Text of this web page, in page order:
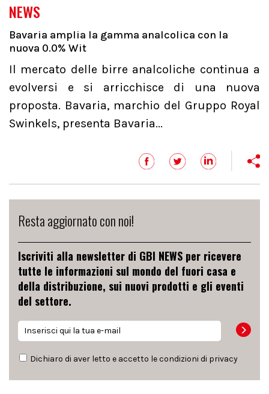
NEWS
Bavaria amplia la gamma analcolica con la
nuova 0.0% Wit
Il mercato delle birre analcoliche continua a
evolversi e si arricchisce di una nuova
proposta. Bavaria, marchio del Gruppo Royal
Swinkels, presenta Bavaria...
Resta aggiornato con noi!
Iscriviti alla newsletter di GBI NEWS per ricevere
tutte le informazioni sul mondo del fuori casa e
della distribuzione, sui nuovi prodotti e gli eventi
del settore.
Dichiaro di aver letto e accetto le condizioni di privacy